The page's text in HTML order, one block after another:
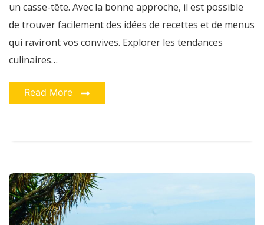
un casse-tête. Avec la bonne approche, il est possible
de trouver facilement des idées de recettes et de menus
qui raviront vos convives. Explorer les tendances
culinaires…
Read More